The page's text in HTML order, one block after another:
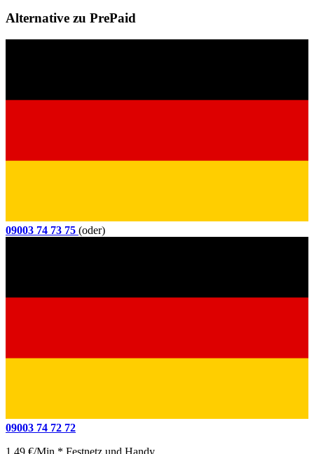
Alternative zu PrePaid
09003 74 73 75 (oder)
09003 74 72 72
1,49 €/Min.* Festnetz und Handy